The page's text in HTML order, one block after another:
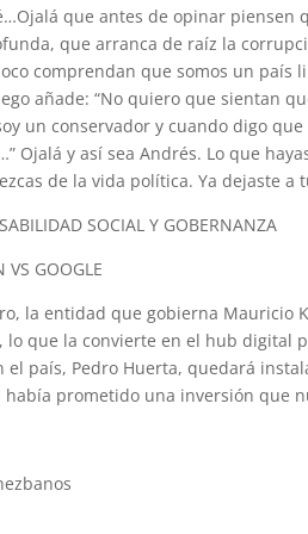
que antes de opinar piensen
que arranca de raíz la
comprendan que somos un
añade: “No quiero que sientan
un conservador y cuando digo
Ojalá y así sea Andrés. Lo que
de la vida política. Ya dejaste a
SOCIAL Y GOBERNANZA
VS GOOGLE
la entidad que gobierna Mauricio
lo que la convierte en el hub digital
el país, Pedro Huerta, quedará
había prometido una inversión que